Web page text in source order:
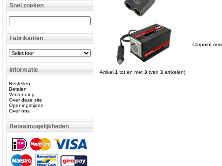
Snel zoeken
Fabrikanten
Informatie
Bestellen
Betalen
Verzending
Over deze site
Openingstijden
Over ons
Betaalmogelijkheden
Carpoint
Artikel 1 tot en met 3 (van 3 artikelen)